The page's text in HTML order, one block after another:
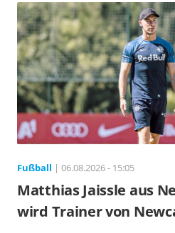
Fußball | 06.08.2026 - 15:05
Matthias Jaissle aus
wird Trainer von